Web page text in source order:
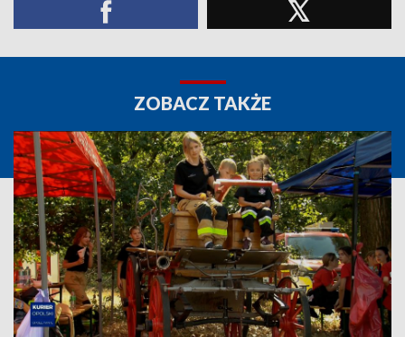
ZOBACZ TAKŻE